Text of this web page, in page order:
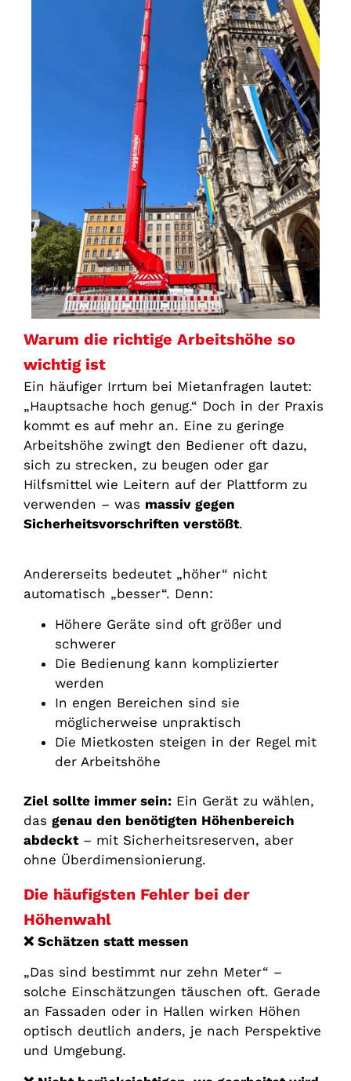
Warum die richtige Arbeitshöhe so
wichtig ist
Ein häufiger Irrtum bei Mietanfragen lautet:
„Hauptsache hoch genug.“ Doch in der Praxis
kommt es auf mehr an. Eine zu geringe
Arbeitshöhe zwingt den Bediener oft dazu,
sich zu strecken, zu beugen oder gar
Hilfsmittel wie Leitern auf der Plattform zu
verwenden – was massiv gegen
Sicherheitsvorschriften verstößt.
Andererseits bedeutet „höher“ nicht
automatisch „besser“. Denn:
Höhere Geräte sind oft größer und
schwerer
Die Bedienung kann komplizierter
werden
In engen Bereichen sind sie
möglicherweise unpraktisch
Die Mietkosten steigen in der Regel mit
der Arbeitshöhe
Ziel sollte immer sein: Ein Gerät zu wählen,
das genau den benötigten Höhenbereich
abdeckt– mit Sicherheitsreserven, aber
ohne Überdimensionierung.
Die häufigsten Fehler bei der
Höhenwahl
❌ Schätzen statt messen
„Das sind bestimmt nur zehn Meter“ –
solche Einschätzungen täuschen oft. Gerade
an Fassaden oder in Hallen wirken Höhen
optisch deutlich anders, je nach Perspektive
und Umgebung.